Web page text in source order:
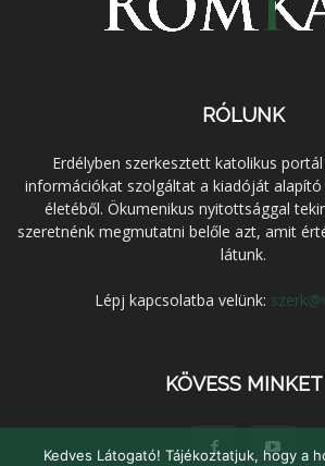
RÓLUNK
Erdélyben szerkesztett katolikus
információkat szolgáltat a kiadóját alapító
életéből. Ökumenikus nyitottsággal
szeretnénk megmutatni belőle azt, amit
látunk.
Lépj kapcsolatba velünk:
KÖVESS MINKET
Kedves Látogató! Tájékoztatjuk, hogy a